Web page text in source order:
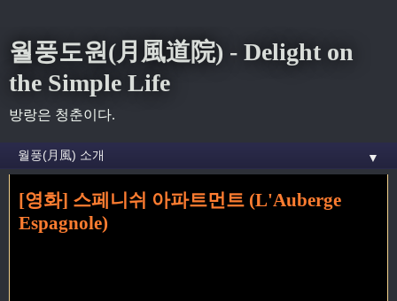
월풍도원(月風道院) - Delight on
the Simple Life
방랑은 청춘이다.
▼
» 프랑스영화 꼬리가 달린 글
[영화] 스페니쉬 아파트먼트 (L'Auberge
Espagnole)